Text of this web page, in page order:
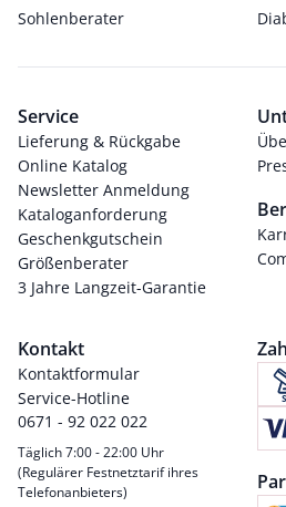
Sohlenberater
Service
Lieferung & Rückgabe
Online Katalog
Newsletter Anmeldung
Kataloganforderung
Geschenkgutschein
Größenberater
3 Jahre Langzeit-Garantie
Kontakt
Kontaktformular
Service-Hotline
0671 - 92 022 022
Täglich 7:00 - 22:00 Uhr
(Regulärer Festnetztarif ihres
Telefonanbieters)